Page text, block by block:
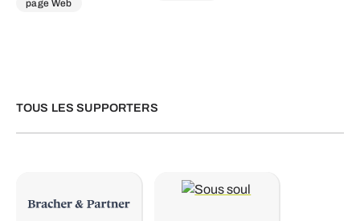
page Web
TOUS LES SUPPORTERS